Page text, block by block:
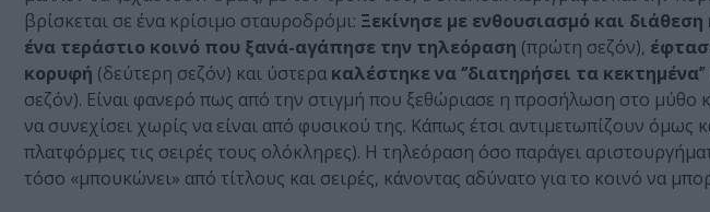
βρίσκεται σε ένα κρίσιμο σταυροδρόμι: Ξεκίνησε με ενθουσιασμό και
ένα τεράστιο κοινό που ξανά-αγάπησε την τηλεόραση (πρώτη σεζόν),
κορυφή (δεύτερη σεζόν) και ύστερα καλέστηκε να ‘’διατηρήσει τα κεκτημένα’
σεζόν). Είναι φανερό πως από την στιγμή που ξεθώριασε η προσήλωση στο μύθο
να συνεχίσει χωρίς να είναι από φυσικού της. Κάπως έτσι αντιμετωπίζουν όμως
πλατφόρμες τις σειρές τους ολόκληρες). Η τηλεόραση όσο παράγει
τόσο «μπουκώνει» από τίτλους και σειρές, κάνοντας αδύνατο για το κοινό να